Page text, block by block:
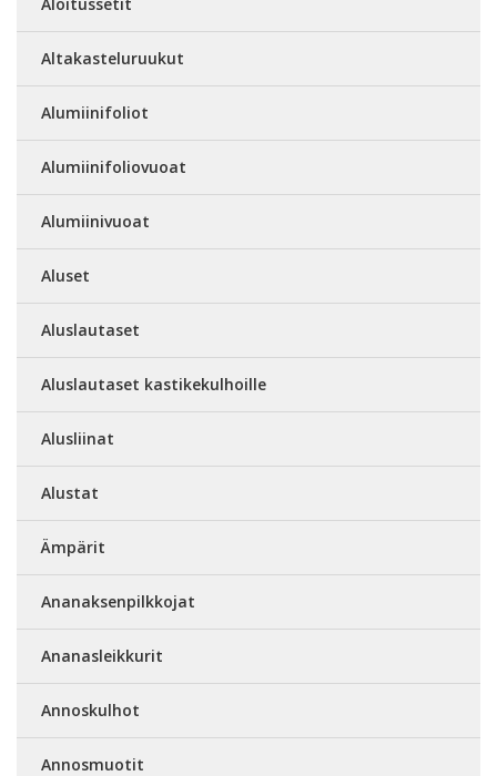
Altakasteluruukut
Alumiinifoliot
Alumiinifoliovuoat
Alumiinivuoat
Aluset
Aluslautaset
Aluslautaset kastikekulhoille
Alusliinat
Alustat
Ämpärit
Ananaksenpilkkojat
Ananasleikkurit
Annoskulhot
Annosmuotit